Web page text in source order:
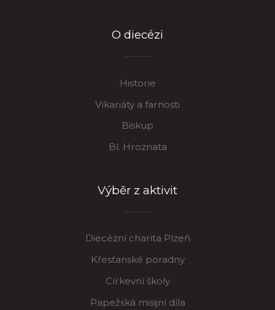
O diecézi
Historie
Vikariáty a farnosti
Biskup
Bl. Hroznata
Výběr z aktivit
Diecézní charita Plzeň
Křesťanské poradny
Církevní školy
Papežská misijní díla